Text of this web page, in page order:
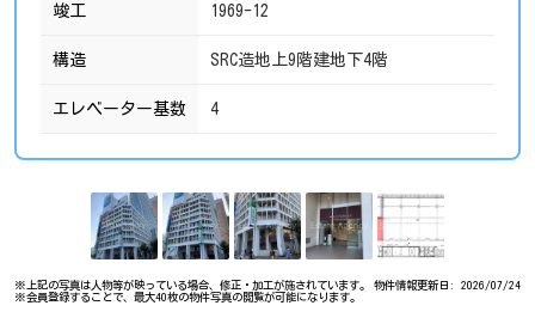
竣工 1969-12
構造 SRC造地上9階建地下4階
エレベーター基数 4
※上記の写真は人物等が映っている場合、修正・加工が施されています。
※会員登録することで、最大40枚の物件写真の閲覧が可能になります。
物件情報更新日: 2026/07/24